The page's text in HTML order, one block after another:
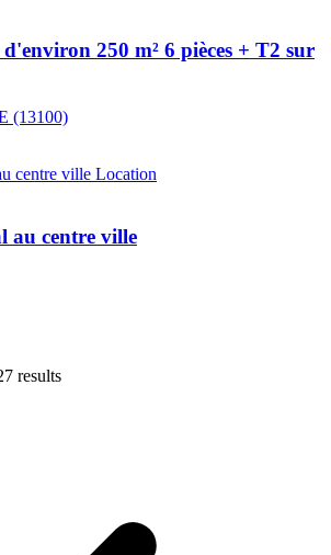
250 m² 6 pièces + T2 sur
(13100)
Location
au centre ville
results